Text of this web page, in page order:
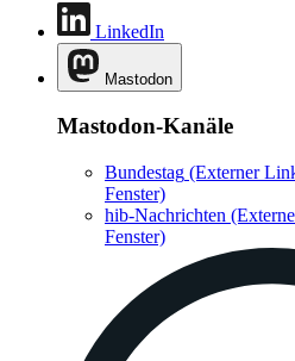
LinkedIn
Mastodon
Mastodon-Kanäle
Bundestag (Externer
Fenster)
hib-Nachrichten
Fenster)